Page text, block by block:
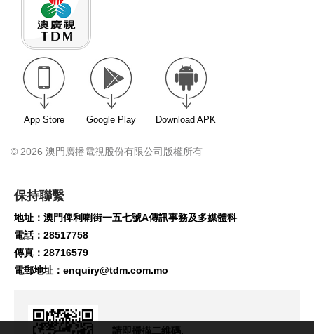
App Store Google Play Download APK
© 2026 澳門廣播電視股份有限公司版權所有
保持聯繫
地址：澳門俾利喇街一五七號A傳訊事務及多媒體科
電話：28517758
傳真：28716579
電郵地址： enquiry@tdm.com.mo
請即掃描二維碼,